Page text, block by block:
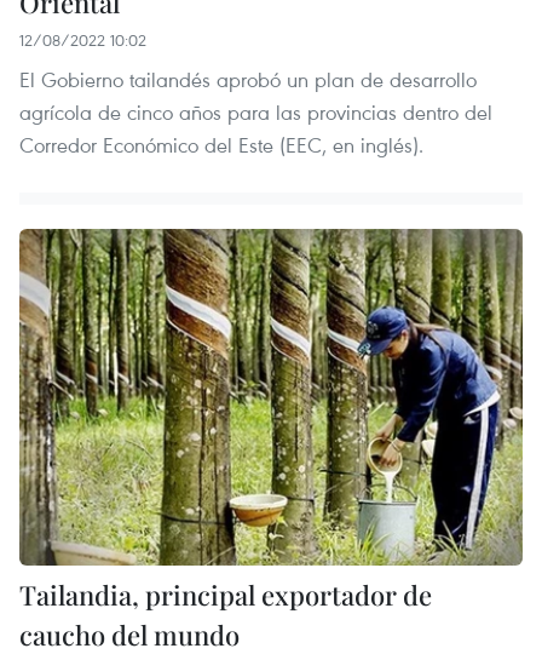
12/08/2022 10:02
El Gobierno tailandés aprobó un plan de desarrollo
agrícola de cinco años para las provincias dentro del
Corredor Económico del Este (EEC, en inglés).
Tailandia, principal exportador de
caucho del mundo